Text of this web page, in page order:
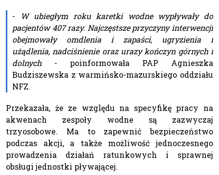
-
W ubiegłym roku karetki wodne wypływały do
pacjentów 407 razy. Najczęstsze przyczyny interwencji
obejmowały omdlenia i zapaści, ugryzienia i
użądlenia, nadciśnienie oraz urazy kończyn górnych i
dolnych - poinformowała PAP Agnieszka
Budziszewska z warmińsko-mazurskiego oddziału
NFZ.
Przekazała, że ze względu na specyfikę pracy na
akwenach zespoły wodne są zazwyczaj
trzyosobowe. Ma to zapewnić bezpieczeństwo
podczas akcji, a także możliwość jednoczesnego
prowadzenia działań ratunkowych i sprawnej
obsługi jednostki pływającej.